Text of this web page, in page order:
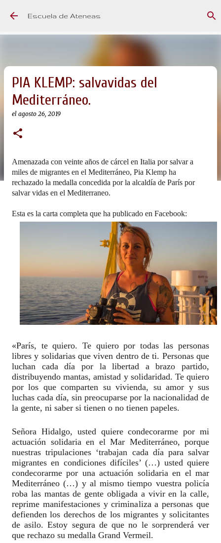
Ir al contenido principal
Escuela de Ateneas
PIA KLEMP: salvavidas del
Mediterráneo.
el agosto 26, 2019
Amenazada con veinte años de cárcel en Italia por salvar a
miles de migrantes en el Mediterráneo, Pia Klemp ha
rechazado la medalla concedida por la alcaldía de París por
salvar vidas en el Mediterraneo.
Esta es la carta completa que ha publicado en Facebook:
«París, te quiero. Te quiero por todas las personas
libres y solidarias que viven dentro de ti. Personas que
luchan cada día por la libertad a brazo partido,
distribuyendo mantas, amistad y solidaridad. Te quiero
por los que comparten su vivienda, su amor y sus
luchas cada día, sin preocuparse por la nacionalidad de
la gente, ni saber si tienen o no tienen papeles.
Señora Hidalgo, usted quiere condecorarme por mi
actuación solidaria en el Mar Mediterráneo, porque
nuestras tripulaciones ‘trabajan cada día para salvar
migrantes en condiciones difíciles’ (…) usted quiere
condecorarme por una actuación solidaria en el mar
Mediterráneo (…) y al mismo tiempo vuestra policía
roba las mantas de gente obligada a vivir en la calle,
reprime manifestaciones y criminaliza a personas que
defienden los derechos de los migrantes y solicitantes
de asilo. Estoy segura de que no le sorprenderá ver
que rechazo su medalla Grand Vermeil.